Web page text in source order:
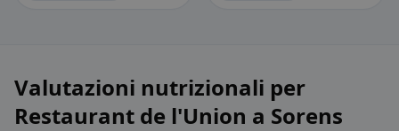
Valutazioni nutrizionali per
Restaurant de l'Union a Sorens